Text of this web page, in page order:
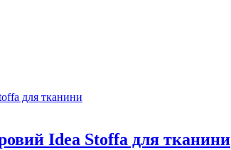
Idea Stoffa для тканини